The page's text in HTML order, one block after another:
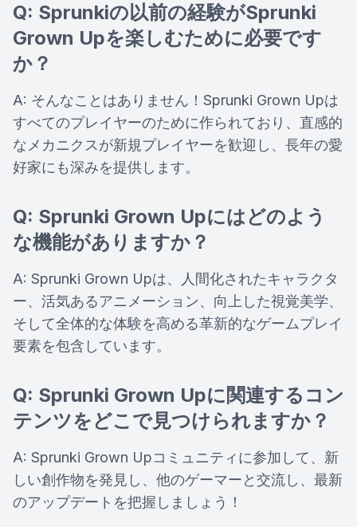
Q: Sprunkiの以前の経験がSprunki
Grown Upを楽しむために必要です
か？
A: そんなことはありません！Sprunki Grown Upは
すべてのプレイヤーのために作られており、直感的
なメカニクスが新規プレイヤーを歓迎し、長年の愛
好家にも深みを提供します。
Q: Sprunki Grown Upにはどのよう
な機能がありますか？
A: Sprunki Grown Upは、人間化されたキャラクタ
ー、活気あるアニメーション、向上した視覚美学、
そして全体的な体験を高める革新的なゲームプレイ
要素を包含しています。
Q: Sprunki Grown Upに関連するコン
テンツをどこで見つけられますか？
A: Sprunki Grown Upコミュニティに参加して、新
しい創作物を発見し、他のゲーマーと交流し、最新
のアップデートを把握しましょう！